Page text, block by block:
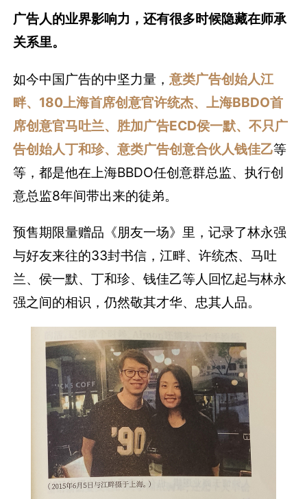
广告人的业界影响力，还有很多时候隐藏在师承
关系里。
如今中国广告的中坚力量，意类广告创始人江
畔、180上海首席创意官许统杰、上海BBDO首
席创意官马吐兰、胜加广告ECD侯一默、不只广
告创始人丁和珍、意类广告创意合伙人钱佳乙等
等，都是他在上海BBDO任创意群总监、执行创
意总监8年间带出来的徒弟。
预售期限量赠品《朋友一场》里，记录了林永强
与好友来往的33封书信，江畔、许统杰、马吐
兰、侯一默、丁和珍、钱佳乙等人回忆起与林永
强之间的相识，仍然敬其才华、忠其人品。